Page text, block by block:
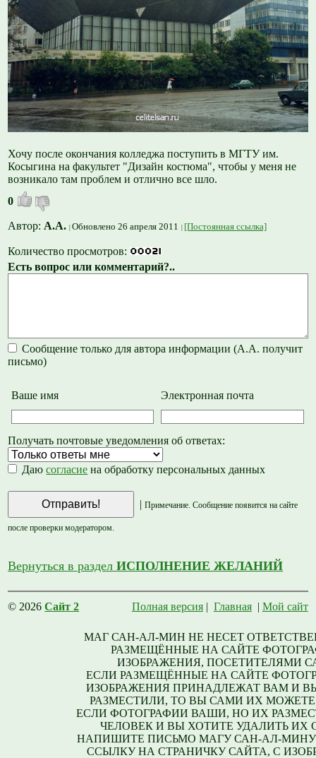
Хочу после окончания колледжа поступить в МГТУ им.
Косыгина на факультет "Дизайн костюма", чтобы у меня не
возникало там проблем и отлично все шло.
0
Автор: А.А. Обновлено 26 апреля 2011 [Постоянная ссылка]
Количество просмотров:
Есть вопрос или комментарий?..
Сообщение только для автора информации (А.А. получит
письмо)
Ваше имя Электронная почта
Получать почтовые уведомления об ответах:
Даюсогласие на обработку персональных данных
Примечание. Сообщение появится на сайте
после проверки модератором.
Вернуться в разделИСПОЛНЕНИЕ ЖЕЛАНИЙ
© 2026Сайт 2 Полная версия| Главная| Мой сайт
МАГ САН-АЛ-МИН НЕ НЕСЕТ
РАЗМЕЩЁННЫЕ НА САЙТЕ
ИЗОБРАЖЕНИЯ, ПОСЕТИТЕЛЯМИ
ЕСЛИ РАЗМЕЩЁННЫЕ НА САЙТЕ
ИЗОБРАЖЕНИЯ ПРИНАДЛЕЖАТ ВАМ И
РАЗМЕСТИЛИ, ТО ВЫ САМИ ИХ МОЖЕТЕ
ЕСЛИ ФОТОГРАФИИ ВАШИ, НО ИХ
ЧЕЛОВЕК И ВЫ ХОТИТЕ УДАЛИТЬ ИХ
НАПИШИТЕ ПИСЬМО МАГУ САН-АЛ-
ССЫЛКУ НА СТРАНИЧКУ САЙТА, С